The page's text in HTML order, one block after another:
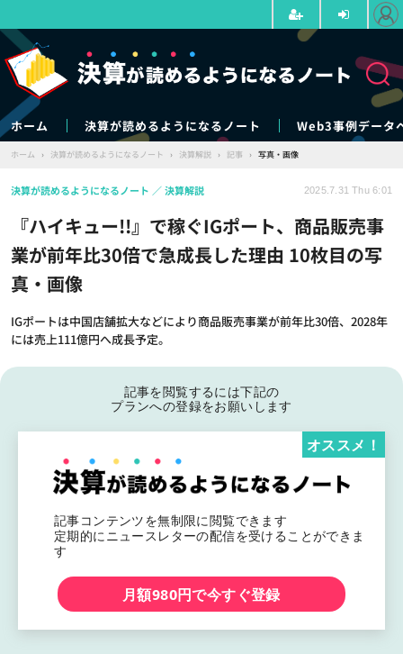
ホーム 決算が読めるようになるノート Web3事例データ
ホーム › 決算が読めるようになるノート › 決算解説 › 記事 › 写真・画像
『ハイキュー!!』で稼ぐIGポート、商品販売事
業が前年比30倍で急成長した理由 10枚目の写
真・画像
IGポートは中国店舗拡大などにより商品販売事業が前年比30倍、2028年
には売上111億円へ成長予定。
決算が読めるようになるノート 決算解説 2025.7.31 Thu 6:01
記事を閲覧するには下記の
プランへの登録をお願いします
記事コンテンツを無制限に閲覧できます
定期的にニュースレターの配信を受けることができま
す
オススメ！
月額980円で今すぐ登録